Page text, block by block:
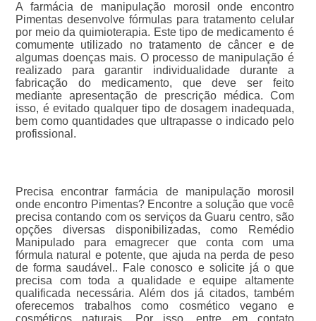
A farmácia de manipulação morosil onde encontro
Pimentas desenvolve fórmulas para tratamento celular
por meio da quimioterapia. Este tipo de medicamento é
comumente utilizado no tratamento de câncer e de
algumas doenças mais. O processo de manipulação é
realizado para garantir individualidade durante a
fabricação do medicamento, que deve ser feito
mediante apresentação de prescrição médica. Com
isso, é evitado qualquer tipo de dosagem inadequada,
bem como quantidades que ultrapasse o indicado pelo
profissional.
Precisa encontrar farmácia de manipulação morosil
onde encontro Pimentas? Encontre a solução que você
precisa contando com os serviços da Guaru centro, são
opções diversas disponibilizadas, como Remédio
Manipulado para emagrecer que conta com uma
fórmula natural e potente, que ajuda na perda de peso
de forma saudável.. Fale conosco e solicite já o que
precisa com toda a qualidade e equipe altamente
qualificada necessária. Além dos já citados, também
oferecemos trabalhos como cosmético vegano e
cosméticos naturais. Por isso, entre em contato